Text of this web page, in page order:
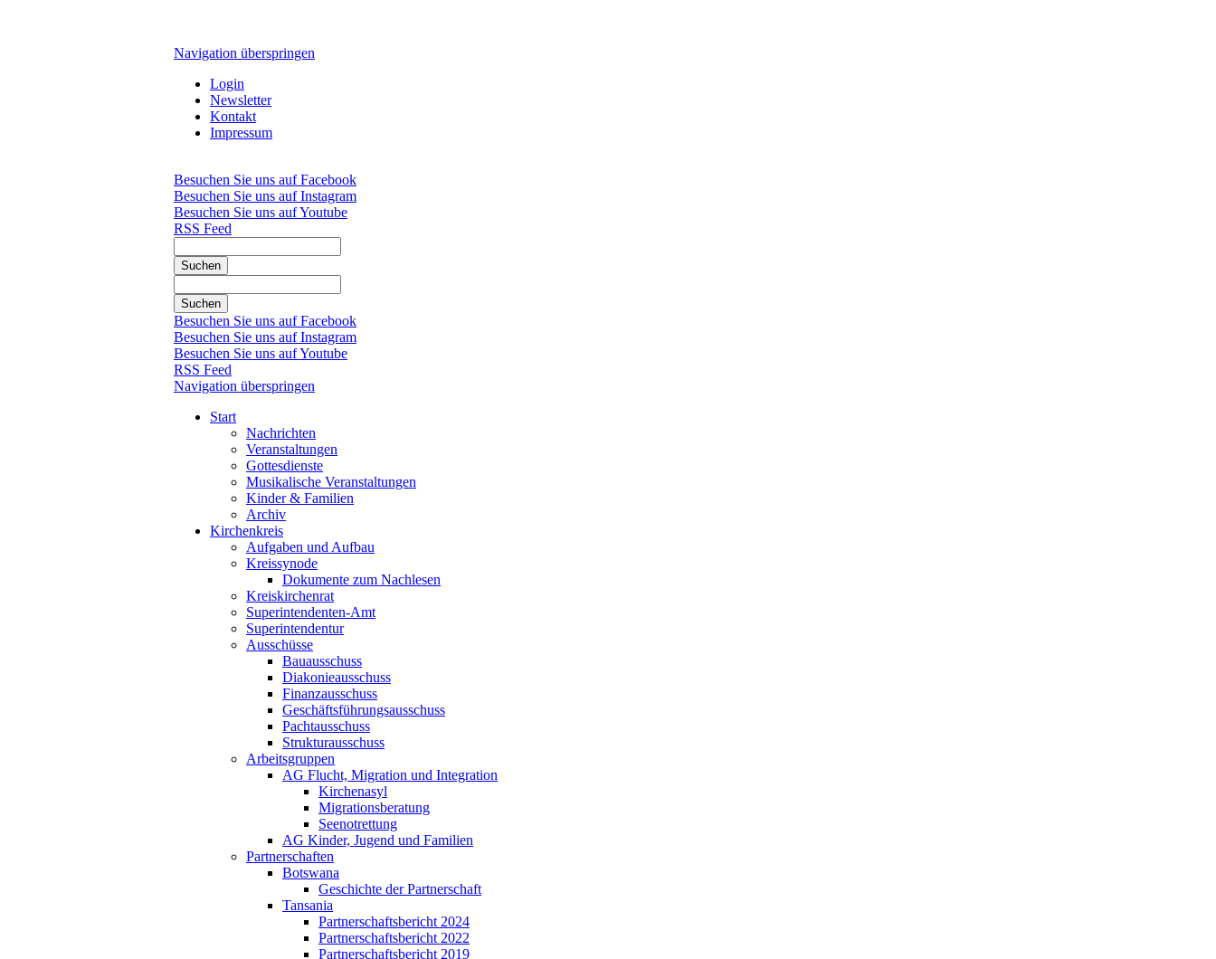
Navigation überspringen
Login
Newsletter
Kontakt
Impressum
Besuchen Sie uns auf Facebook
Besuchen Sie uns auf Instagram
Besuchen Sie uns auf Youtube
RSS Feed
Suchen
Suchen
Besuchen Sie uns auf Facebook
Besuchen Sie uns auf Instagram
Besuchen Sie uns auf Youtube
RSS Feed
Navigation überspringen
Start
Nachrichten
Veranstaltungen
Gottesdienste
Musikalische Veranstaltungen
Kinder & Familien
Archiv
Kirchenkreis
Aufgaben und Aufbau
Kreissynode
Dokumente zum Nachlesen
Kreiskirchenrat
Superintendenten-Amt
Superintendentur
Ausschüsse
Bauausschuss
Diakonieausschuss
Finanzausschuss
Geschäftsführungsausschuss
Pachtausschuss
Strukturausschuss
Arbeitsgruppen
AG Flucht, Migration und Integration
Kirchenasyl
Migrationsberatung
Seenotrettung
AG Kinder, Jugend und Familien
Partnerschaften
Botswana
Geschichte der Partnerschaft
Tansania
Partnerschaftsbericht 2024
Partnerschaftsbericht 2022
Partnerschaftsbericht 2019